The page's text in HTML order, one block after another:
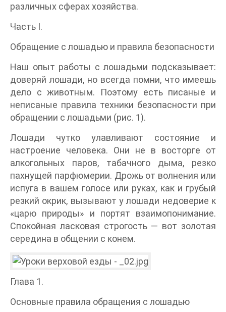
различных сферах хозяйства.
Часть I.
Обращение с лошадью и правила безопасности
Наш опыт работы с лошадьми подсказывает:
доверяй лошади, но всегда помни, что имеешь
дело с животным. Поэтому есть писаные и
неписаные правила техники безопасности при
обращении с лошадьми (рис. 1).
Лошади чутко улавливают состояние и
настроение человека. Они не в восторге от
алкогольных паров, табачного дыма, резко
пахнущей парфюмерии. Дрожь от волнения или
испуга в вашем голосе или руках, как и грубый
резкий окрик, вызывают у лошади недоверие к
«царю природы» и портят взаимопонимание.
Спокойная ласковая строгость — вот золотая
середина в общении с конем.
Глава 1.
Основные правила обращения с лошадью